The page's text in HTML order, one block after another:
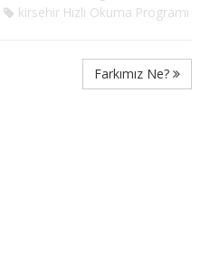
kirsehir Hızlı Okuma Programı
Farkımız Ne?